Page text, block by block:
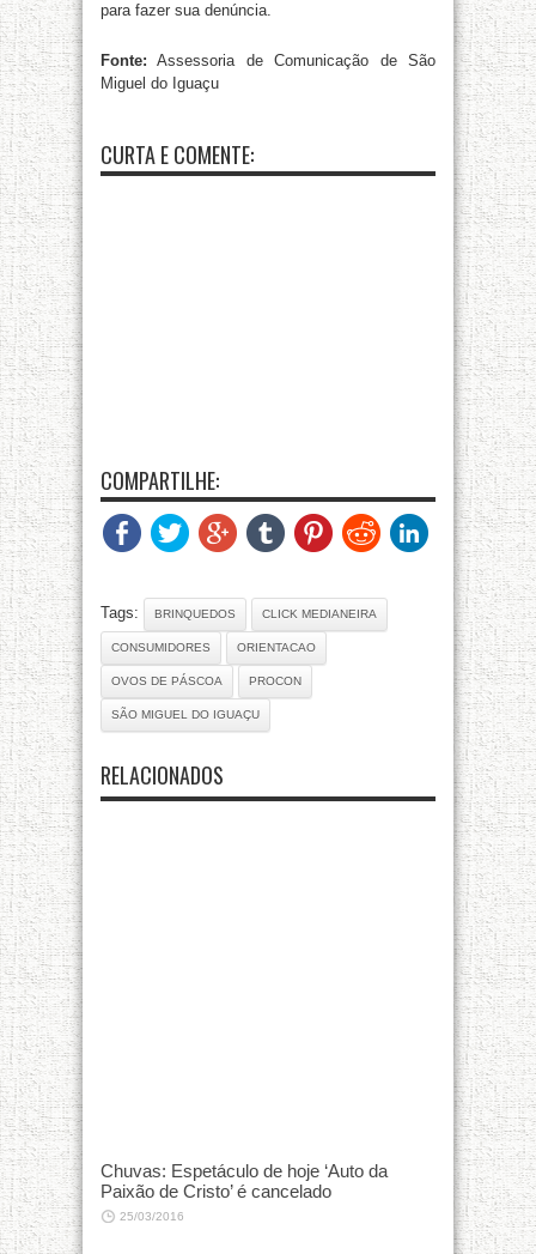
para fazer sua denúncia.
Fonte: Assessoria de Comunicação de São
Miguel do Iguaçu
CURTA E COMENTE:
COMPARTILHE:
Tags: BRINQUEDOS CLICK MEDIANEIRA
CONSUMIDORES ORIENTACAO
OVOS DE PÁSCOA PROCON
SÃO MIGUEL DO IGUAÇU
RELACIONADOS
Chuvas: Espetáculo de hoje ‘Auto da
Paixão de Cristo’ é cancelado
25/03/2016